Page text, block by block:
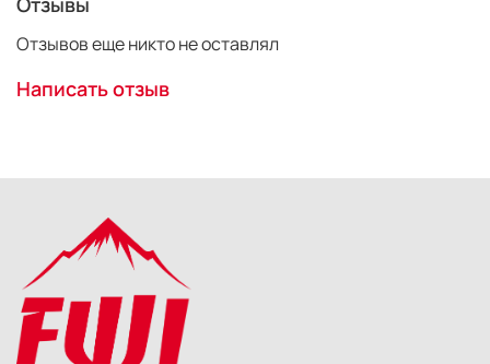
Отзывов еще никто не оставлял
Написать отзыв